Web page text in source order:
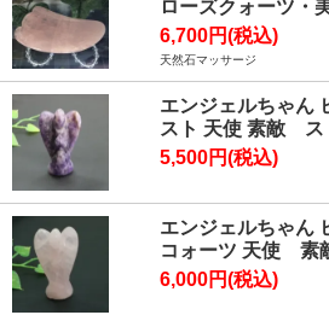
ローズクォーツ・
6,700円(税込)
天然石マッサージ
エンジェルちゃん
スト 天使 素敵 ス
5,500円(税込)
エンジェルちゃん
コォーツ 天使 素
6,000円(税込)